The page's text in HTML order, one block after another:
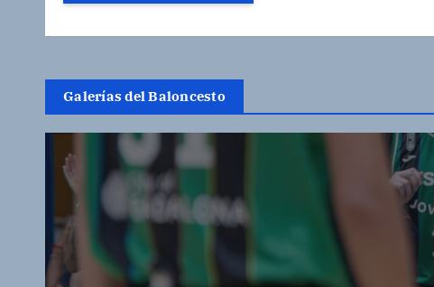
Galerías del Baloncesto